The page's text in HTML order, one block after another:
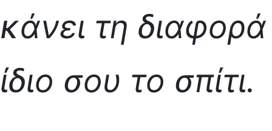
κάνει τη
ίδιο σου το σπίτι.